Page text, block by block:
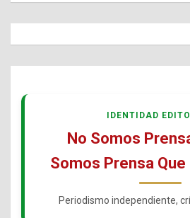
IDENTIDAD
No Somos
Somos Prensa Que
Periodismo independiente,